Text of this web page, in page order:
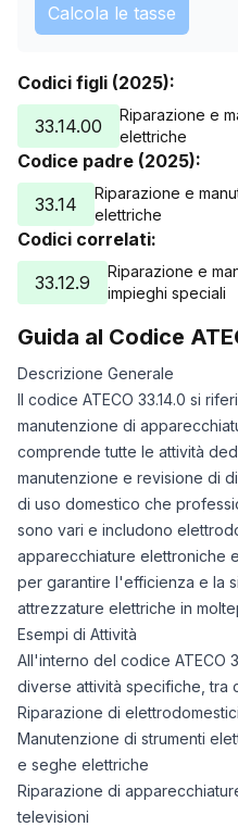
Calcola le tasse
Codici figli (2025):
33.14.00
Riparazione e
elettriche
Codice padre (2025):
33.14
Riparazione e
elettriche
Codici correlati:
33.12.9
Riparazione e
impieghi speciali
Guida al Codice
Descrizione Generale
Il codice ATECO 33.14.0 si
manutenzione di
comprende tutte le attività
manutenzione e revisione di
di uso domestico che
sono vari e includono
apparecchiature elettroniche
per garantire l'efficienza e la
attrezzature elettriche in
Esempi di Attività
All'interno del codice ATECO
diverse attività specifiche, tra
Riparazione di
Manutenzione di strumenti
e seghe elettriche
Riparazione di
televisioni